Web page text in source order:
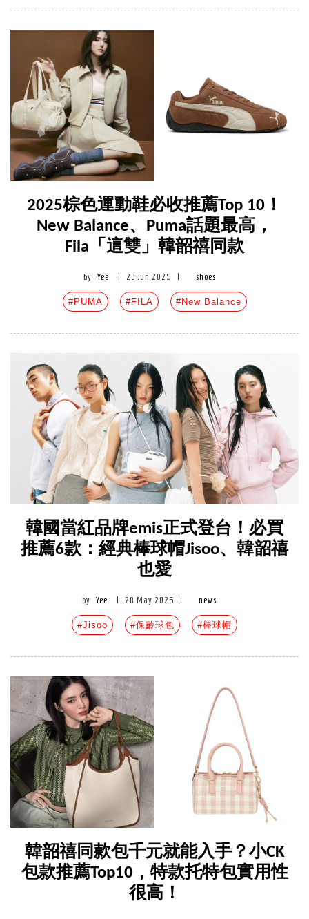
2025棕色運動鞋必收推薦Top 10！
New Balance、Puma話題最高，
Fila「這雙」韓韶禧同款
by Yee 20 Jun 2025 shoes
#PUMA #FILA #New Balance
韓國當紅品牌emis正式登台！必買
推薦6款：經典棒球帽Jisoo、韓韶禧
也愛
by Yee 28 May 2025 news
#Jisoo #保齡球包 #棒球帽
韓韶禧同款包千元就能入手？小CK
包款推薦Top10，特款托特包實用性
很高！